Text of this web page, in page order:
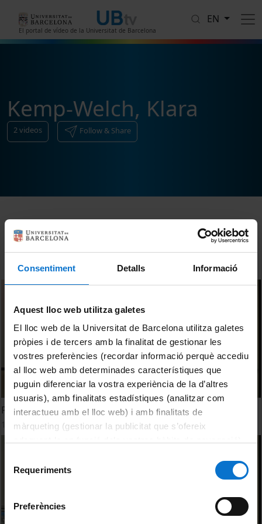
Consentiment Detalls Informació
Aquest lloc web utilitza galetes
El lloc web de la Universitat de Barcelona utilitza galetes
pròpies i de tercers amb la finalitat de gestionar les
vostres preferències (recordar informació perquè accediu
al lloc web amb determinades característiques que
puguin diferenciar la vostra experiència de la d’altres
usuaris), amb finalitats estadístiques (analitzar com
interactueu amb el lloc web) i amb finalitats de
màrqueting (gestionar la publicitat que s’ofereix
consultar laPolítica de galetes del lloc web de la
Requeriments
Preferències
El portal de vídeo de la Universitat de Barcelona
EN
Kemp-Welch, Klara
2videos Follow & Share
Sort
Panel 2. Discussion
11 May, 2016